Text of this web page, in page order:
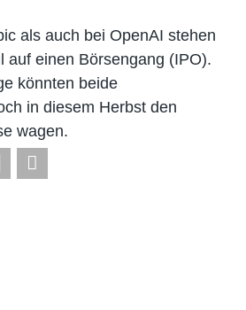
als auch bei OpenAI stehen
auf einen Börsengang (IPO).
könnten beide
in diesem Herbst den
wagen.